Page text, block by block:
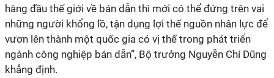
hàng đầu thế giới về bán dẫn thì mới có thể đứng trên vai
những người khổng lồ, tận dụng lợi thế nguồn nhân lực để
vươn lên thành một quốc gia có vị thế trong phát triển
ngành công nghiệp bán dẫn”, Bộ trưởng Nguyễn Chí Dũng
khẳng định.